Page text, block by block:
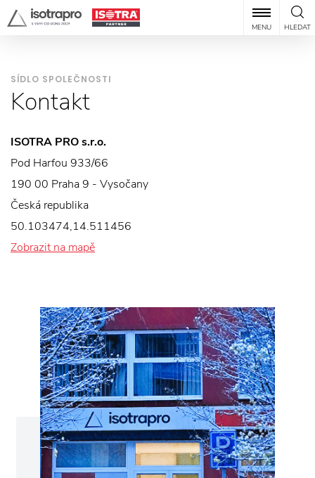
HLEDAT
MENU
SÍDLO SPOLEČNOSTI
Kontakt
ISOTRA PRO s.r.o.
Pod Harfou 933/66
190 00 Praha 9 - Vysočany
Česká republika
50.103474,14.511456
Zobrazit na mapě